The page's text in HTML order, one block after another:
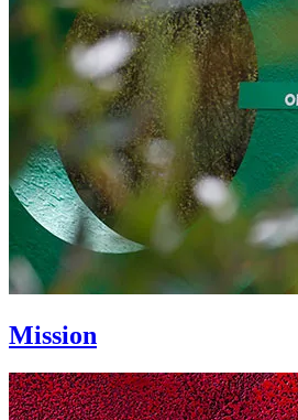
Mission